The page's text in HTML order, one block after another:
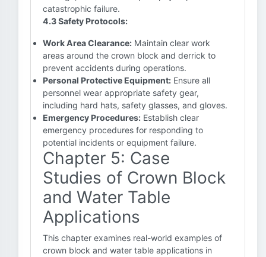
catastrophic failure.
4.3 Safety Protocols:
Work Area Clearance: Maintain clear work
areas around the crown block and derrick to
prevent accidents during operations.
Personal Protective Equipment: Ensure all
personnel wear appropriate safety gear,
including hard hats, safety glasses, and gloves.
Emergency Procedures: Establish clear
emergency procedures for responding to
potential incidents or equipment failure.
Chapter 5: Case
Studies of Crown Block
and Water Table
Applications
This chapter examines real-world examples of
crown block and water table applications in